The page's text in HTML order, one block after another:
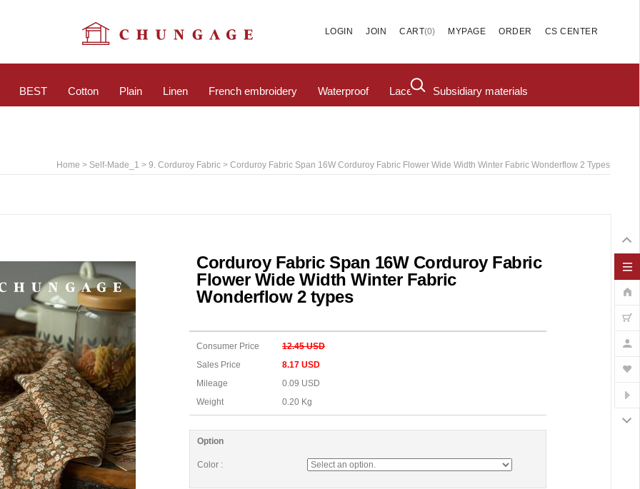
LOGIN JOIN CART(0) MYPAGE ORDER CS CENTER
BEST Cotton Plain Linen French embroidery Waterproof Lace Subsidiary materials
Home > Self-Made_1 > 9. Corduroy Fabric > Corduroy Fabric Span 16W Corduroy Fabric Flower Wide Width Winter Fabric Wonderflow 2 Types
Corduroy Fabric Span 16W Corduroy Fabric
Flower Wide Width Winter Fabric
Wonderflow 2 types
Consumer Price
12.45 USD
Sales Price
8.17 USD
Mileage
0.09 USD
Weight
0.20 Kg
Option
Color :